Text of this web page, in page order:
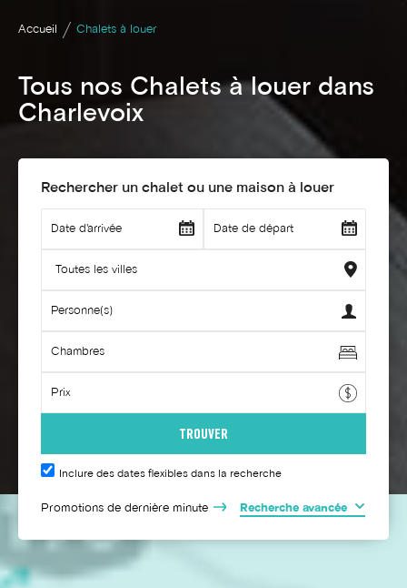
Accueil Chalets à louer
Tous nos Chalets à louer dans
Charlevoix
Rechercher un chalet ou une maison à louer
Inclure des dates flexibles dans la recherche
Promotions de dernière minute Recherche avancée